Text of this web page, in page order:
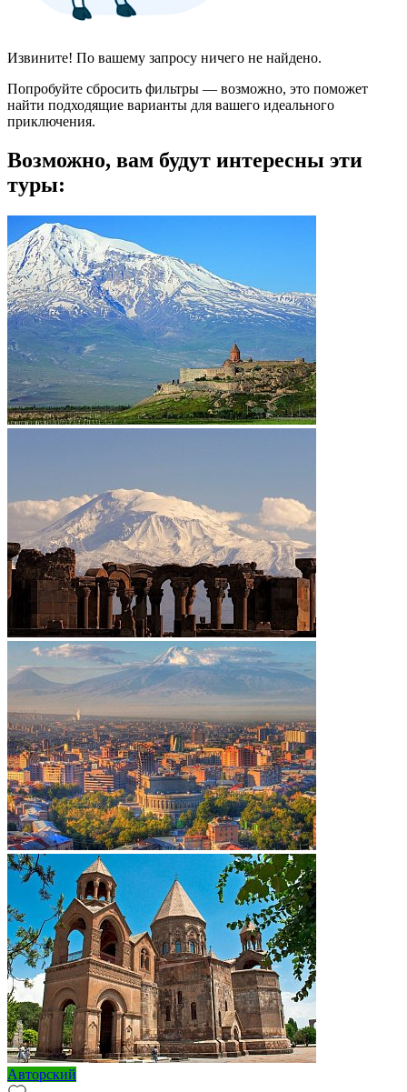
Извините! По вашему запросу ничего не найдено.
Попробуйте сбросить фильтры — возможно, это поможет
найти подходящие варианты для вашего идеального
приключения.
Возможно, вам будут интересны эти
туры:
Авторский